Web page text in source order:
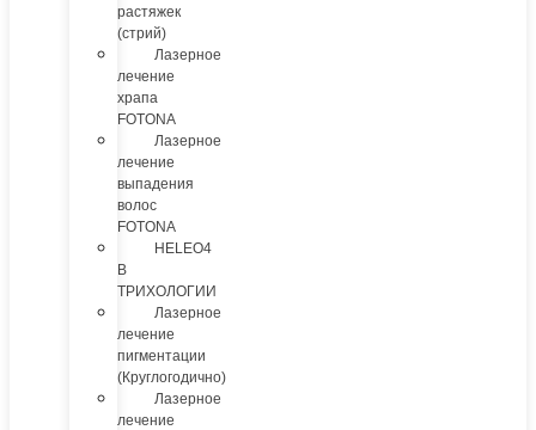
растяжек
(стрий)
Лазерное
лечение
храпа
FOTONA
Лазерное
лечение
выпадения
волос
FOTONA
HELEO4
В
ТРИХОЛОГИИ
Лазерное
лечение
пигментации
(Круглогодично)
Лазерное
лечение